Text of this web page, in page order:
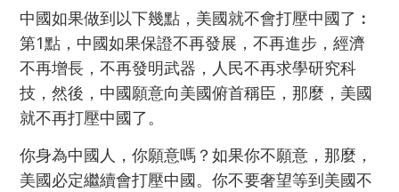
中國如果做到以下幾點，美國就不會打壓中國了︰
第1點，中國如果保證不再發展，不再進步，經濟
不再增長，不再發明武器，人民不再求學研究科
技，然後，中國願意向美國俯首稱臣，那麼，美國
就不再打壓中國了。
你身為中國人，你願意嗎？如果你不願意，那麼，
美國必定繼續會打壓中國。你不要奢望等到美國不